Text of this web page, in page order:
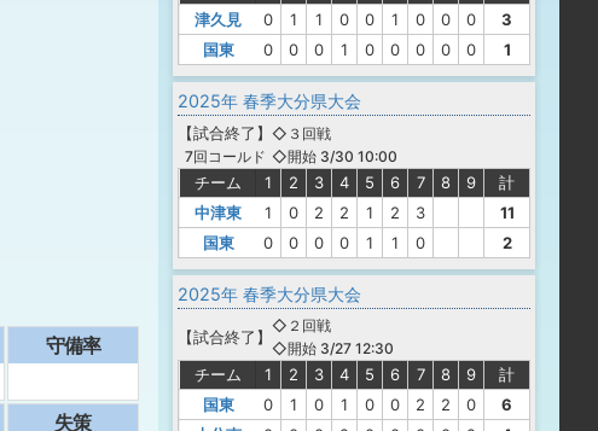
守備率
失策
津久見
0 1 1 0 0 1 0 0 0
3
国東
0 0 0 1 0 0 0 0 0 1
2025年 春季大分県大会
【試合終了 】
7回コールド
◇３回戦
◇開始 3/30 10:00
チーム 1 2 3 4 5 6 7 8 9
計
中津東
1 0 2 2 1 2 3
11
国東
0 0 0 0 1 1 0 2
2025年 春季大分県大会
【試合終了 】
◇２回戦
◇開始 3/27 12:30
チーム 1 2 3 4 5 6 7 8 9
計
国東
0 1 0 1 0 0 2 2 0
6